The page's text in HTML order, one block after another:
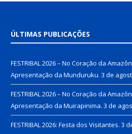
ÚLTIMAS PUBLICAÇÕES
FESTRIBAL 2026 – No Coração da
Apresentação da Munduruku. 3 de
FESTRIBAL 2026 – No Coração da
Apresentação da Muirapinima. 3 de
FESTRIBAL 2026: Festa dos Visitantes. 3